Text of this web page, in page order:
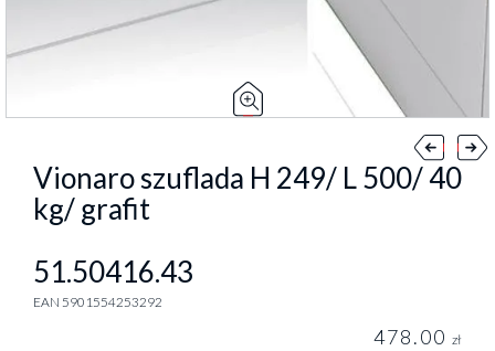
Vionaro szuflada H 249/ L 500/ 40
kg/ grafit
51.50416.43
EAN 5901554253292
478.00 zł